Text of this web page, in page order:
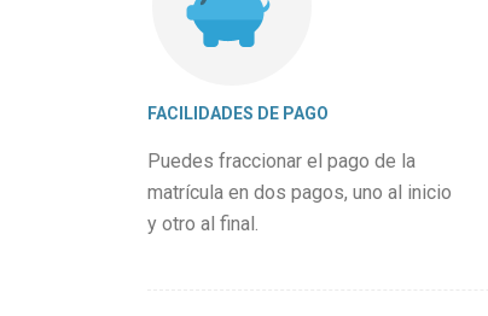
FACILIDADES DE PAGO
Puedes fraccionar el pago de la
matrícula en dos pagos, uno al inicio
y otro al final.